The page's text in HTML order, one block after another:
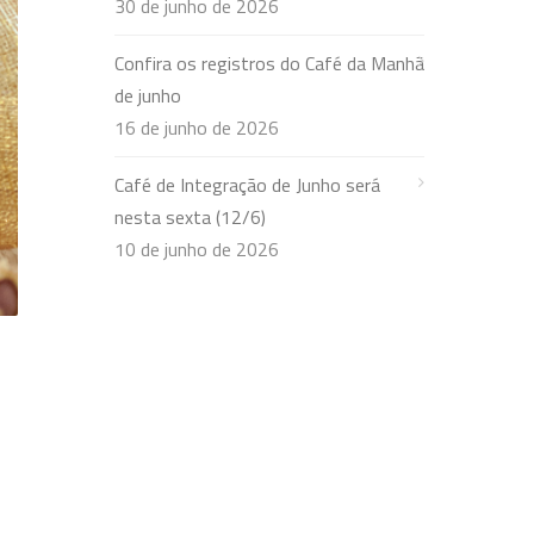
30 de junho de 2026
Confira os registros do Café da Manhã
de junho
16 de junho de 2026
Café de Integração de Junho será
nesta sexta (12/6)
10 de junho de 2026